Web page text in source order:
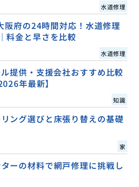
水道修理
阪府の24時間対応！水道修理
料金と早さを比較
水道修理
提供・支援会社おすすめ比較
年最新】
知識
ング選びと床張り替えの基礎
家
ーの材料で網戸修理に挑戦し